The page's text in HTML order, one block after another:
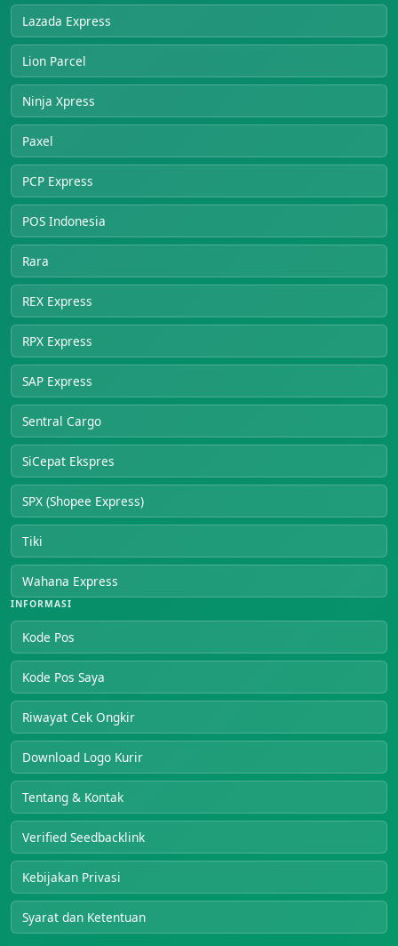
Lazada Express
Lion Parcel
Ninja Xpress
Paxel
PCP Express
POS Indonesia
Rara
REX Express
RPX Express
SAP Express
Sentral Cargo
SiCepat Ekspres
SPX (Shopee Express)
Tiki
Wahana Express
INFORMASI
Kode Pos
Kode Pos Saya
Riwayat Cek Ongkir
Download Logo Kurir
Tentang & Kontak
Verified Seedbacklink
Kebijakan Privasi
Syarat dan Ketentuan